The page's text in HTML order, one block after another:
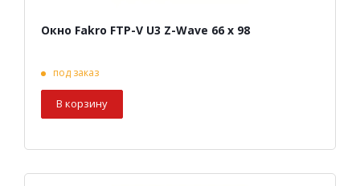
Окно Fakro FTP-V U3 Z-Wave 66 х 98
под заказ
В корзину